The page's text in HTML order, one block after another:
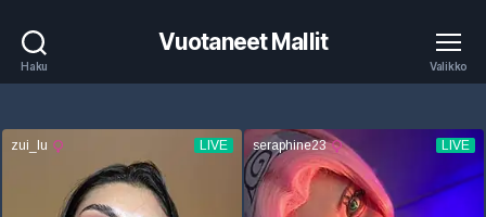
Haku
Vuotaneet Mallit
Valikko